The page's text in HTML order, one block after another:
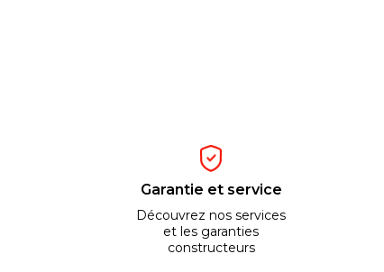
Garantie et service
Découvrez nos services
et les garanties
constructeurs